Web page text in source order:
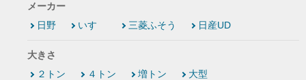
メーカー
日野
いすゞ 三菱ふそう 日産UD
大きさ
２トン
４トン 増トン 大型